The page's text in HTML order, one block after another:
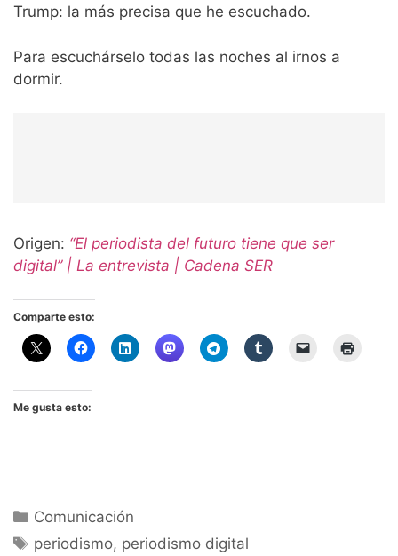
Trump: la más precisa que he escuchado.
Para escuchárselo todas las noches al irnos a
dormir.
Origen: “El periodista del futuro tiene que ser
digital” | La entrevista | Cadena SER
Comparte esto:
Me gusta esto:
Categorías
Comunicación
Etiquetas
periodismo, periodismo digital